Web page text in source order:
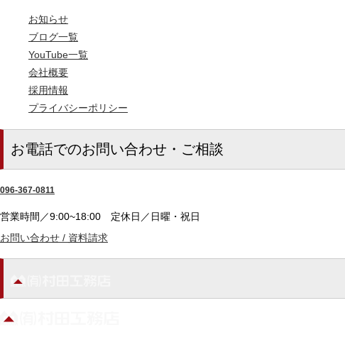
お知らせ
ブログ一覧
YouTube一覧
会社概要
採用情報
プライバシーポリシー
お電話でのお問い合わせ・ご相談
096-367-0811
営業時間／9:00~18:00 定休日／日曜・祝日
お問い合わせ / 資料請求